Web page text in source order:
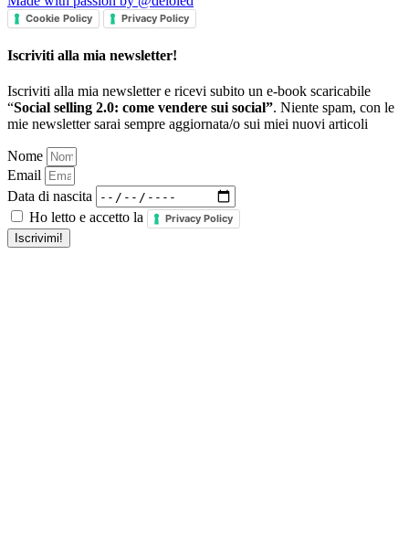
Cookie Policy Privacy Policy
Iscriviti alla mia newsletter!
Iscriviti alla mia newsletter e ricevi subito un e-book scaricabile
“Social selling 2.0: come vendere sui social”. Niente spam, con le
mie newsletter sarai sempre aggiornata/o sui miei nuovi articoli
Nome
Email
Data di nascita
Ho letto e accetto la
Privacy Policy
Iscrivimi!